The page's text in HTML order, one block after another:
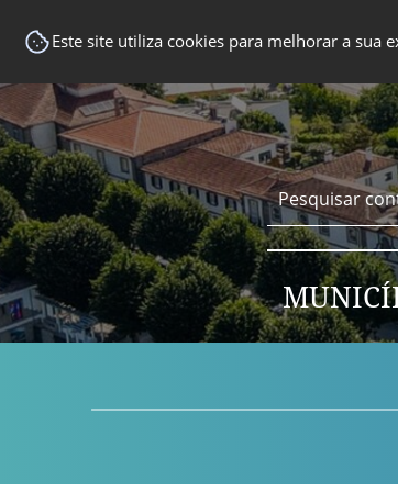
Este site utiliza cookies para melhorar a sua